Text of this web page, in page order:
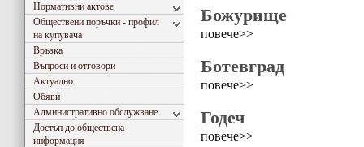
Нормативни актове
Обществени поръчки - профил
на купувача
Връзка
Въпроси и отговори
Актуално
Обяви
Административно обслужване
Достъп до обществена
информация
Божурище
повече>>
Ботевград
повече>>
Годеч
повече>>